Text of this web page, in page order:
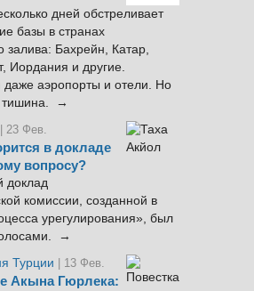
дней обстреливает
базы в странах
залива: Бахрейн, Катар,
Иордания и другие.
даже аэропорты и отели. Но
тишина. →
| 23 Фев.
в докладе
вопросу?
доклад
комиссии, созданной в
урегулирования», был
→
Турции
| 13 Фев.
Акына Гюрлека: